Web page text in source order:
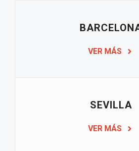
VER MÁS
SEVILLA
VER MÁS